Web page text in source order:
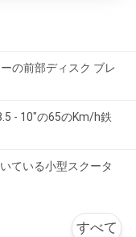
の前部ディスク ブレ
- 10"の65のKm/h鉄
ている小型スクータ
すべて